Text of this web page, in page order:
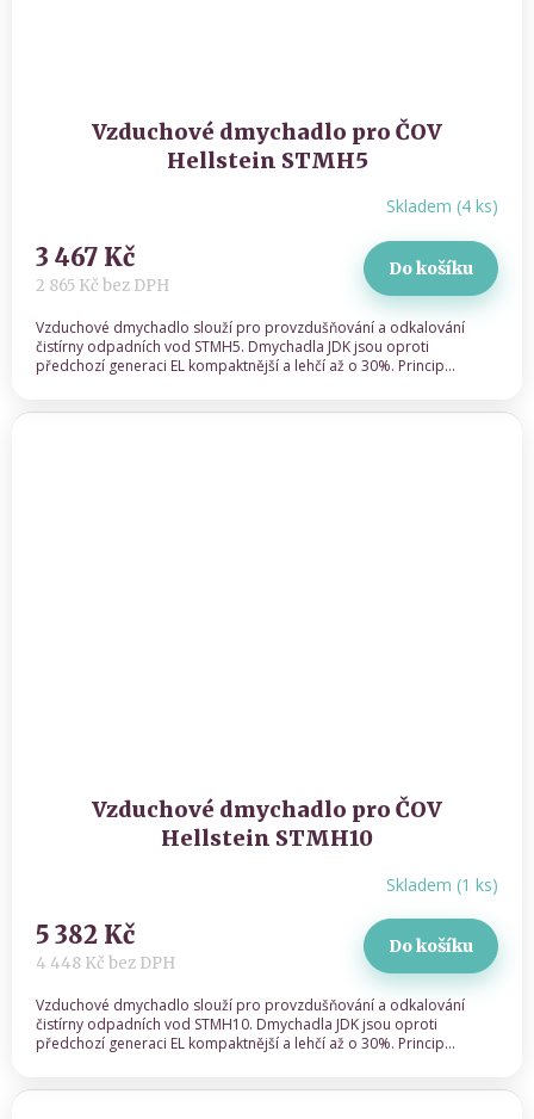
Vzduchové dmychadlo pro ČOV
Hellstein STMH5
Skladem (4 ks)
2 865 Kč bez DPH
3 467 Kč Do košíku
Vzduchové dmychadlo slouží pro provzdušňování a odkalování
čistírny odpadních vod STMH5. Dmychadla JDK jsou oproti
předchozí generaci EL kompaktnější a lehčí až o 30%. Princip...
Vzduchové dmychadlo pro ČOV
Hellstein STMH10
produktu
je
z 5
hvězdiček.
Skladem(1 ks)
4 448 Kč bez DPH
5 382 Kč Do košíku
Vzduchové dmychadlo slouží pro provzdušňování a odkalování
čistírny odpadních vod STMH10. Dmychadla JDK jsou oproti
předchozí generaci EL kompaktnější a lehčí až o 30%. Princip...